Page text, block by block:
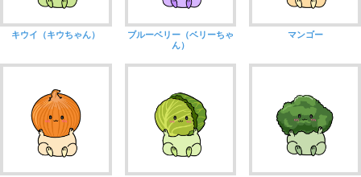
キウイ（キウちゃん）
ブルーベリー（ベリーちゃ
ん）
マンゴー